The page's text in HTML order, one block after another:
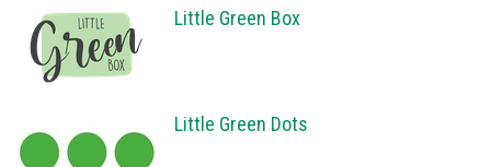
Little Green Box
Little Green Dots